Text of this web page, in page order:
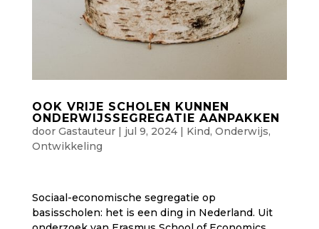
OOK VRIJE SCHOLEN KUNNEN
ONDERWIJSSEGREGATIE AANPAKKEN
door Gastauteur| jul 9, 2024| Kind, Onderwijs,
Ontwikkeling
Sociaal-economische segregatie op
basisscholen: het is een ding in Nederland. Uit